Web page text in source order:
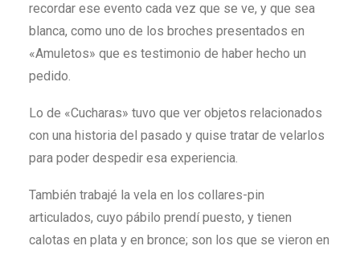
recordar ese evento cada vez que se ve, y que sea
blanca, como uno de los broches presentados en
«Amuletos» que es testimonio de haber hecho un
pedido.
Lo de «Cucharas» tuvo que ver objetos relacionados
con una historia del pasado y quise tratar de velarlos
para poder despedir esa experiencia.
También trabajé la vela en los collares-pin
articulados, cuyo pábilo prendí puesto, y tienen
calotas en plata y en bronce; son los que se vieron en